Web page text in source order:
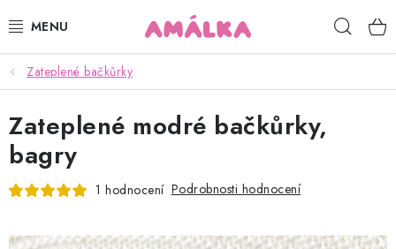
na
KOJENECKÉ, DĚTSKÉ OBLEČENÍ
ČEPICE, RUKAVICE, NÁKRČNÍKY
OSUŠKY, BRYNDÁKY, DEKY, DOPLŇKY
Zateplené bačkůrky
Zateplené modré bačkůrky,
bagry
1 hodnocení Podrobnosti hodnocení